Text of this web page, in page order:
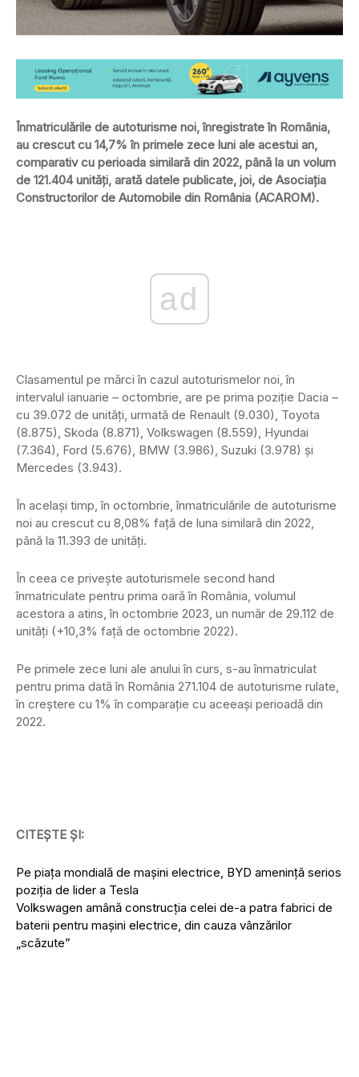
Înmatriculările de autoturisme noi, înregistrate în România,
au crescut cu 14,7% în primele zece luni ale acestui an,
comparativ cu perioada similară din 2022, până la un volum
de 121.404 unităţi, arată datele publicate, joi, de Asociaţia
Constructorilor de Automobile din România (ACAROM).
ad
Clasamentul pe mărci în cazul autoturismelor noi, în
intervalul ianuarie – octombrie, are pe prima poziţie Dacia –
cu 39.072 de unităţi, urmată de Renault (9.030), Toyota
(8.875), Skoda (8.871), Volkswagen (8.559), Hyundai
(7.364), Ford (5.676), BMW (3.986), Suzuki (3.978) şi
Mercedes (3.943).
În acelaşi timp, în octombrie, înmatriculările de autoturisme
noi au crescut cu 8,08% faţă de luna similară din 2022,
până la 11.393 de unităţi.
În ceea ce priveşte autoturismele second hand
înmatriculate pentru prima oară în România, volumul
acestora a atins, în octombrie 2023, un număr de 29.112 de
unităţi (+10,3% faţă de octombrie 2022).
Pe primele zece luni ale anului în curs, s-au înmatriculat
pentru prima dată în România 271.104 de autoturisme rulate,
în creştere cu 1% în comparaţie cu aceeaşi perioadă din
2022.
CITEȘTE ȘI:
Pe piața mondială de mașini electrice, BYD amenință serios
poziția de lider a Tesla
Volkswagen amână construcția celei de-a patra fabrici de
baterii pentru mașini electrice, din cauza vânzărilor
„scăzute”